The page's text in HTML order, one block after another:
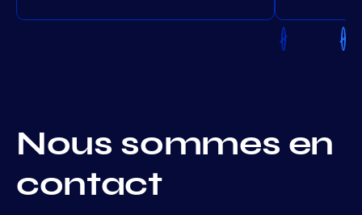
Nous sommes en
contact